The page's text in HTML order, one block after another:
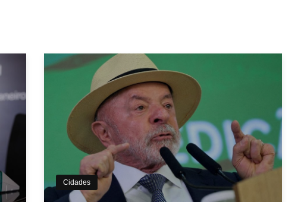
Cidades